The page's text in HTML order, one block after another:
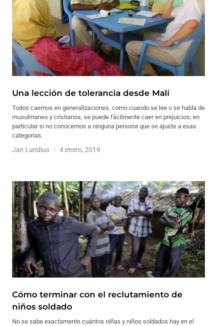
Una lección de tolerancia desde Malí
Todos caemos en generalizaciones, como cuando se lee o se habla de
musulmanes y cristianos, se puede fácilmente caer en prejuicios, en
particular si no conocemos a ninguna persona que se ajuste a esas
categorías.
Jan Lundius 4 enero, 2019
Cómo terminar con el reclutamiento de
niños soldado
No se sabe exactamente cuántos niñas y niños soldados hay en el